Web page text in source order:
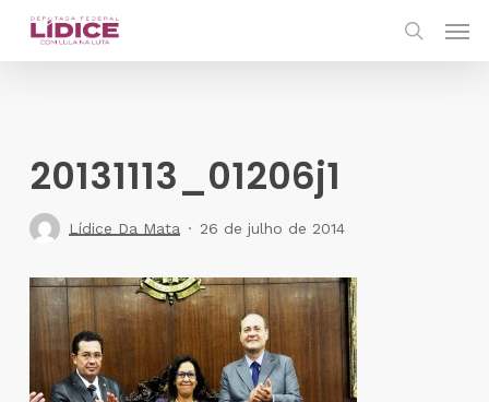
Skip
20131113_01206j1
Lídice Da Mata 26 de julho de 2014